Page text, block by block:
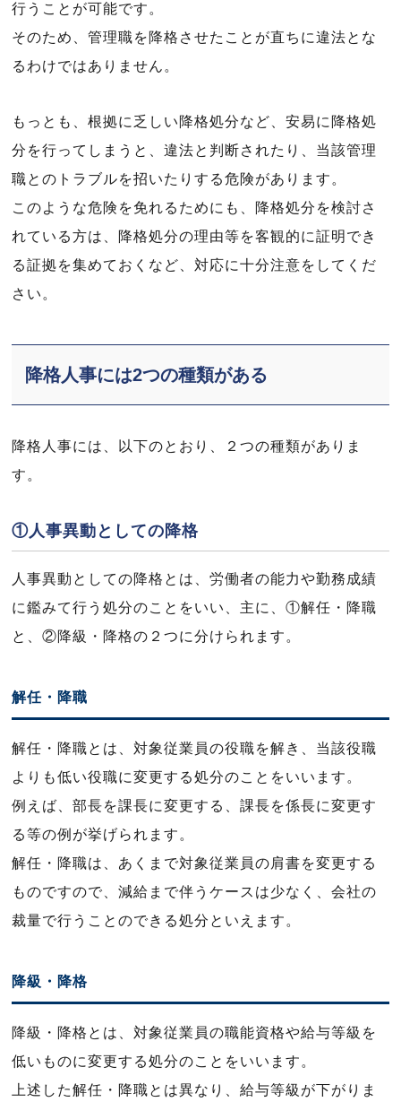
行うことが可能です。
そのため、管理職を降格させたことが直ちに違法とな
るわけではありません。
もっとも、根拠に乏しい降格処分など、安易に降格処
分を行ってしまうと、違法と判断されたり、当該管理
職とのトラブルを招いたりする危険があります。
このような危険を免れるためにも、降格処分を検討さ
れている方は、降格処分の理由等を客観的に証明でき
る証拠を集めておくなど、対応に十分注意をしてくだ
さい。
降格人事には2つの種類がある
降格人事には、以下のとおり、２つの種類がありま
す。
①人事異動としての降格
人事異動としての降格とは、労働者の能力や勤務成績
に鑑みて行う処分のことをいい、主に、①解任・降職
と、②降級・降格の２つに分けられます。
解任・降職
解任・降職とは、対象従業員の役職を解き、当該役職
よりも低い役職に変更する処分のことをいいます。
例えば、部長を課長に変更する、課長を係長に変更す
る等の例が挙げられます。
解任・降職は、あくまで対象従業員の肩書を変更する
ものですので、減給まで伴うケースは少なく、会社の
裁量で行うことのできる処分といえます。
降級・降格
降級・降格とは、対象従業員の職能資格や給与等級を
低いものに変更する処分のことをいいます。
上述した解任・降職とは異なり、給与等級が下がりま